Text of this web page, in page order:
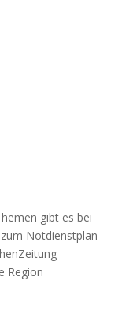
gibt es bei
Notdienstplan
Region